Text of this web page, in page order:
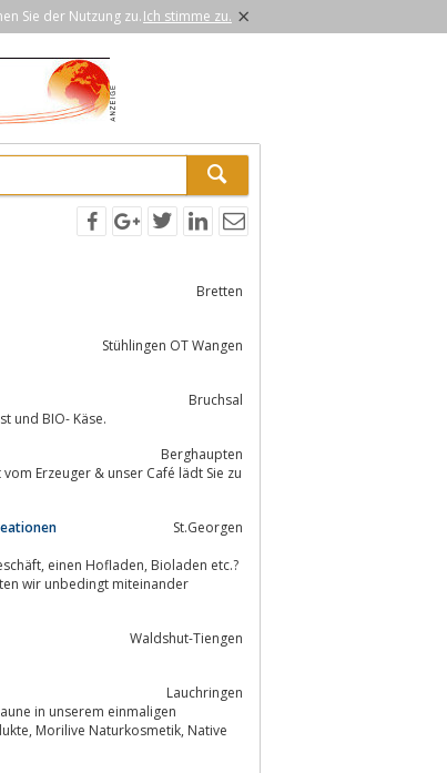
Sie der Nutzung zu.Ich stimme zu. ×
Bretten
Stühlingen OT Wangen
Bruchsal
Rind, Kalb, Lamm sowie Geflügel, BIO- Wurst und BIO- Käse.
Berghaupten
St.Georgen
etc.?
Waldshut-Tiengen
Lauchringen
in unserem einmaligen